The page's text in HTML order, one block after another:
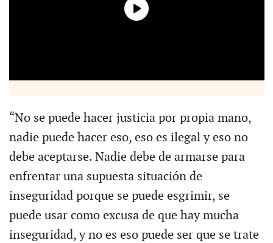
“No se puede hacer justicia por propia mano,
nadie puede hacer eso, eso es ilegal y eso no
debe aceptarse. Nadie debe de armarse para
enfrentar una supuesta situación de
inseguridad porque se puede esgrimir, se
puede usar como excusa de que hay mucha
inseguridad, y no es eso puede ser que se trate